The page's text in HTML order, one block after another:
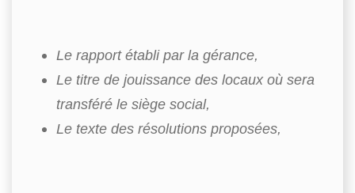
Le rapport établi par la gérance,
Le titre de jouissance des locaux où sera
transféré le siège social,
Le texte des résolutions proposées,